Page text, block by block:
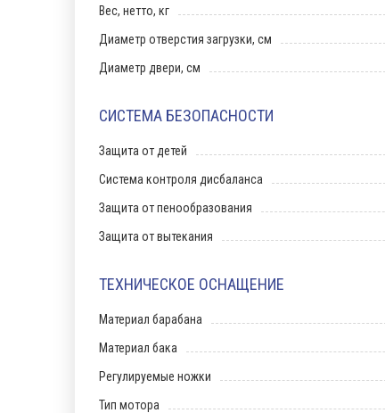
Вес, нетто, кг
Диаметр отверстия загрузки, см
Диаметр двери, см
СИСТЕМА БЕЗОПАСНОСТИ
Защита от детей
Система контроля дисбаланса
Защита от пенообразования
Защита от вытекания
ТЕХНИЧЕСКОЕ ОСНАЩЕНИЕ
Материал барабана
Материал бака
Регулируемые ножки
Тип мотора